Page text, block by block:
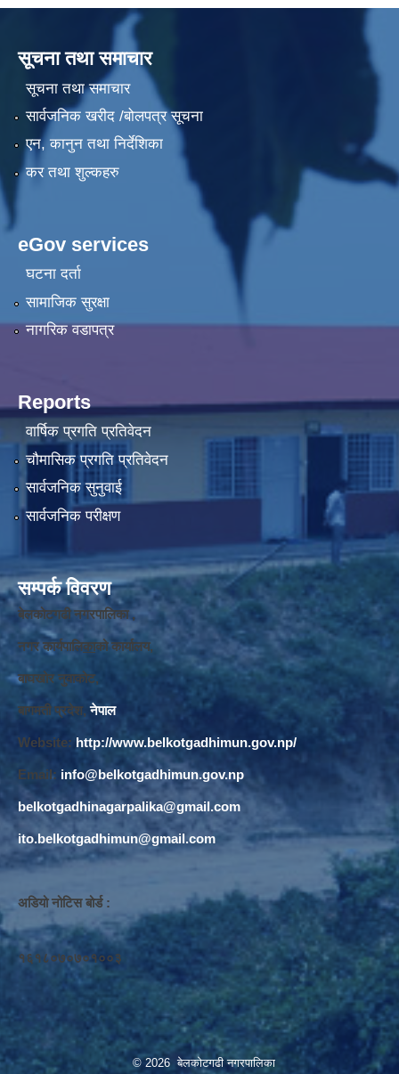
सूचना तथा समाचार
सूचना तथा समाचार
सार्वजनिक खरीद /बोलपत्र सूचना
एन, कानुन तथा निर्देशिका
कर तथा शुल्कहरु
eGov services
घटना दर्ता
सामाजिक सुरक्षा
नागरिक वडापत्र
Reports
वार्षिक प्रगति प्रतिवेदन
चौमासिक प्रगति प्रतिवेदन
सार्वजनिक सुनुवाई
सार्वजनिक परीक्षण
सम्पर्क विवरण
बेलकोटगढी नगरपालिका ,
नगर कार्यपालिकाको कार्यालय,
बाघखोर नुवाकोट,
बागमती प्रदेश, नेपाल
Website: http://www.belkotgadhimun.gov.np/
Email: info@belkotgadhimun.gov.np
belkotgadhinagarpalika@gmail.com
ito.belkotgadhimun@gmail.com
अडियो नोटिस बोर्ड :
१६१८०७०७०१००३
© 2026 बेलकोटगढी नगरपालिका